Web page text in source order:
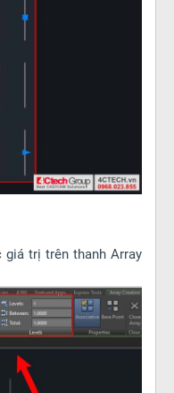
trị trên thanh Array